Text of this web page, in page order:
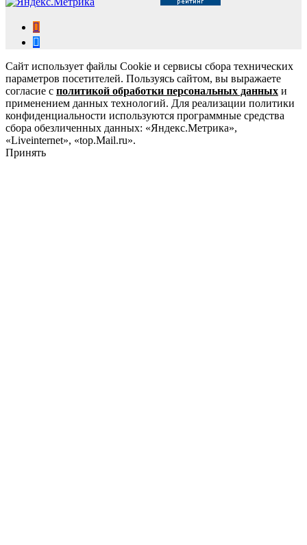
Сайт использует файлы Cookie и сервисы сбора технических
параметров посетителей. Пользуясь сайтом, вы выражаете
согласие с политикой обработки персональных данных и
применением данных технологий. Для реализации политики
конфиденциальности используются программные средства
сбора обезличенных данных: «Яндекс.Метрика»,
«Liveinternet», «top.Mail.ru».
Принять